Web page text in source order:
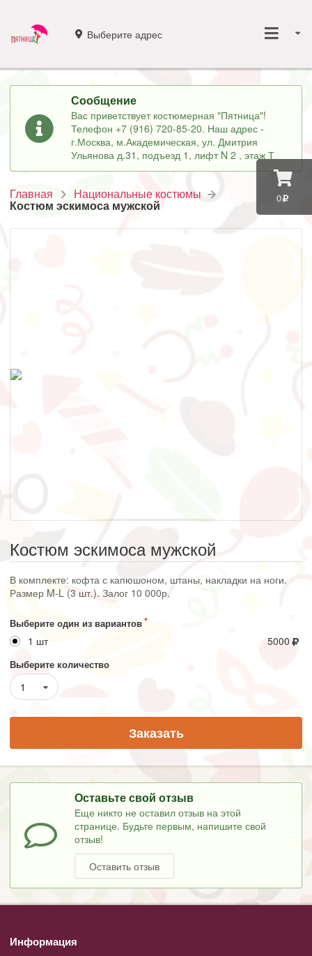
0
Выберите адрес
Сообщение
Вас приветствует костюмерная "Пятница"!
Телефон +7 (916) 720-85-20. Наш адрес -
г.Москва, м.Академическая, ул. Дмитрия
Ульянова д.31, подъезд 1, лифт N 2 , этаж Т
Главная Национальные костюмы
Костюм эскимоса мужской
Костюм эскимоса мужской
В комплекте: кофта с капюшоном, штаны, накладки на ноги.
Размер M-L (3 шт.). Залог 10 000р.
Выберите один из вариантов
1 шт 5000
Выберите количество
1
Заказать
Оставьте свой отзыв
Еще никто не оставил отзыв на этой
странице. Будьте первым, напишите свой
отзыв!
Оставить отзыв
Информация